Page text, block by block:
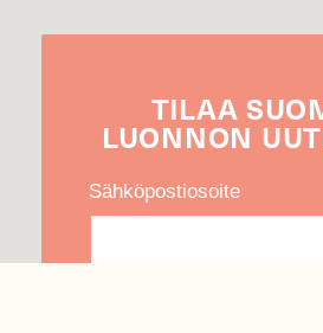
TILAA
LUONNON
Sähköpostiosoite